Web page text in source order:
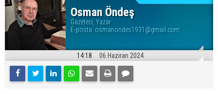
Osman Öndeş
Gazeteci, Yazar
E-posta: osmanondes1931@gmail.com
14:18 06 Haziran 2024